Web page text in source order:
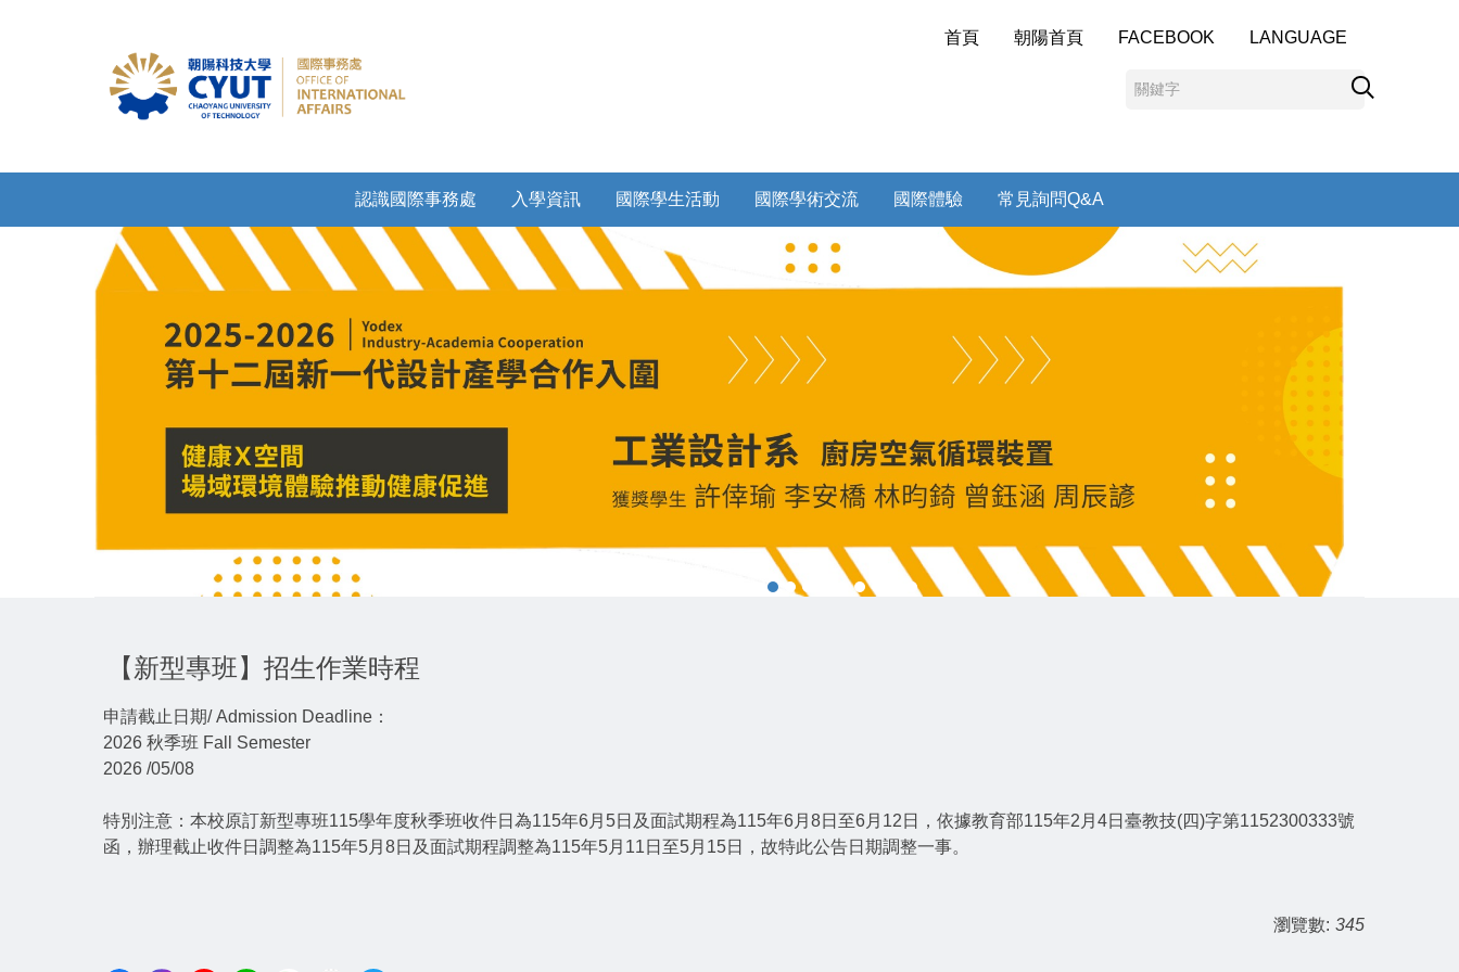
首頁 朝陽首頁 FACEBOOK LANGUAGE
認識國際事務處 入學資訊 國際學生活動 國際學術交流 國際體驗 常見詢問Q&A
【新型專班】招生作業時程
申請截止日期/ Admission Deadline：
2026 秋季班 Fall Semester
2026 /05/08
特別注意：本校原訂新型專班115學年度秋季班收件日為115年6月5日及面試期程為115年6月8日至6月12日，依據教育部115年2月4日臺教技(四)字第1152300333號
函，辦理截止收件日調整為115年5月8日及面試期程調整為115年5月11日至5月15日，故特此公告日期調整一事。
瀏覽數: 345